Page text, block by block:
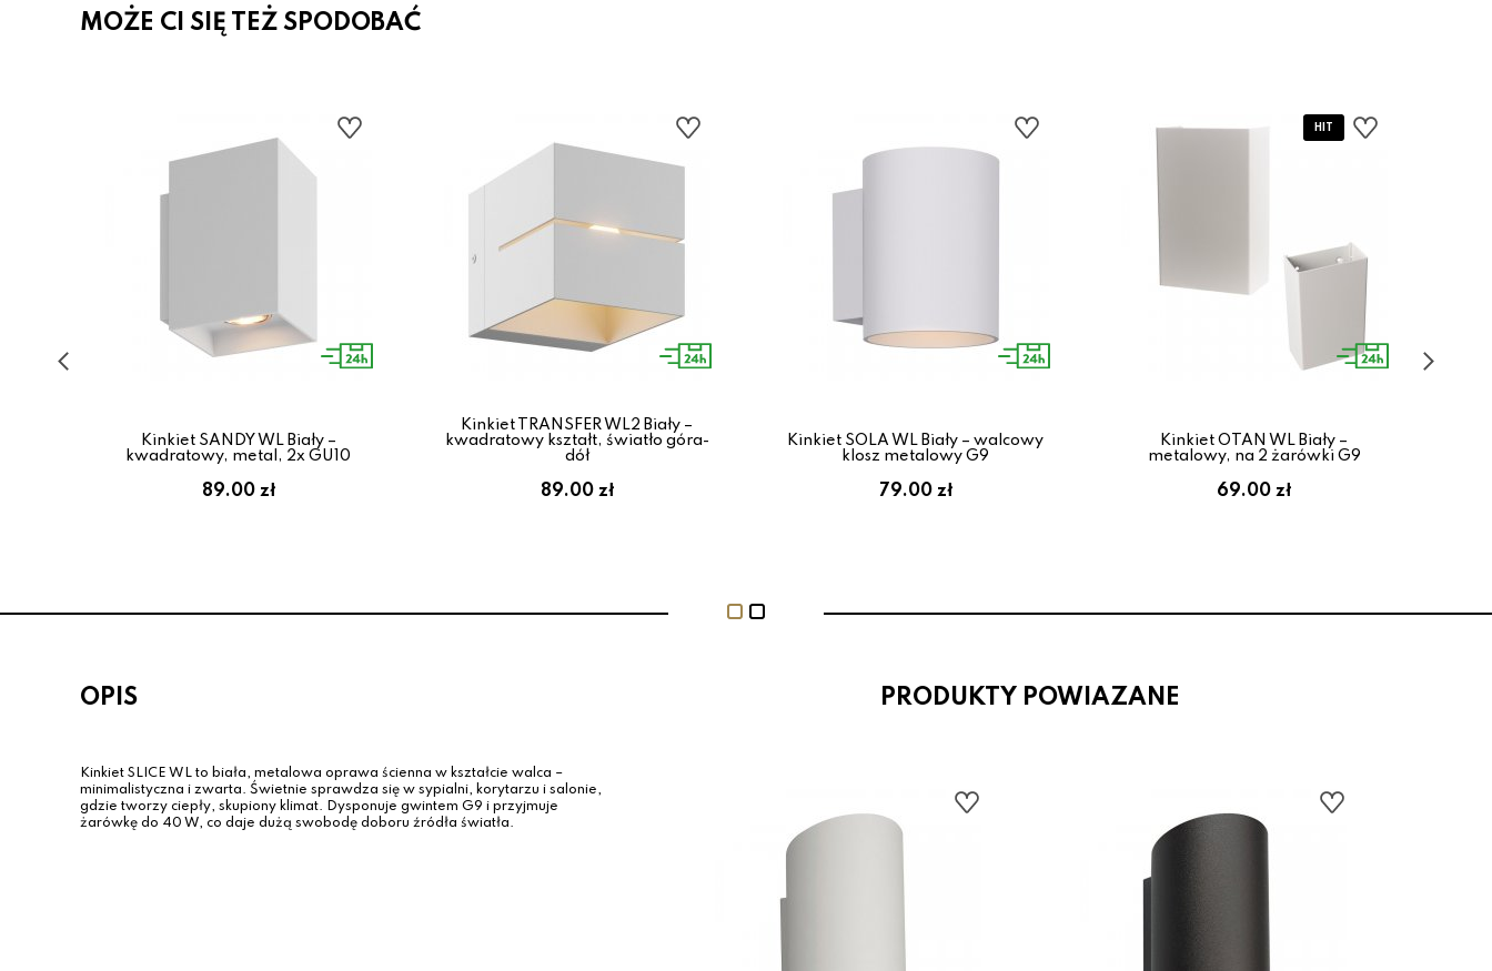
MOŻE CI SIĘ TEŻ SPODOBAĆ
Kinkiet SANDY WL Biały –
kwadratowy, metal, 2x GU10
89.00 zł
Kinkiet TRANSFER WL2 Biały –
kwadratowy kształt, światło góra-
dół
89.00 zł
Kinkiet SOLA WL Biały – walcowy
klosz metalowy G9
79.00 zł
Kinkiet OTAN WL Biały –
metalowy, na 2 żarówki G9
69.00 zł
OPIS
Kinkiet SLICE WL to biała, metalowa oprawa ścienna w kształcie walca –
minimalistyczna i zwarta. Świetnie sprawdza się w sypialni, korytarzu i salonie,
gdzie tworzy ciepły, skupiony klimat. Dysponuje gwintem G9 i przyjmuje
żarówkę do 40 W, co daje dużą swobodę doboru źródła światła.
PRODUKTY POWIAZANE